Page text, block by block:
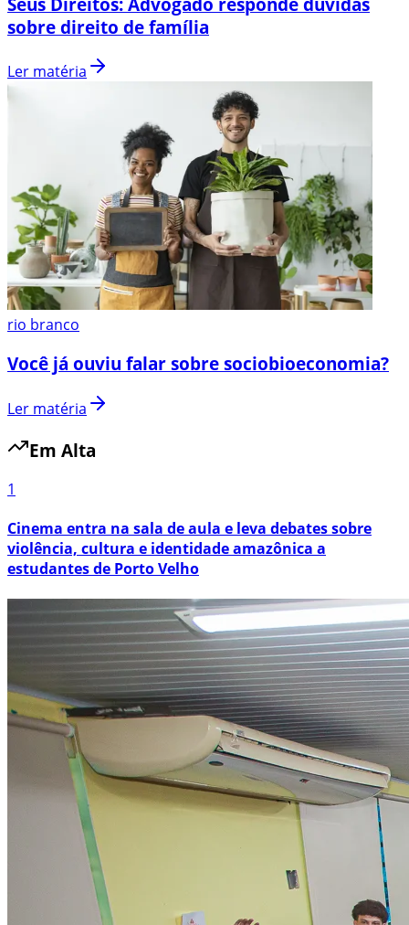
sobre direito de família
Ler matéria
rio branco
Você já ouviu falar sobre sociobioeconomia?
Ler matéria
Em Alta
1
Cinema entra na sala de aula e leva debates sobre
violência, cultura e identidade amazônica a
estudantes de Porto Velho